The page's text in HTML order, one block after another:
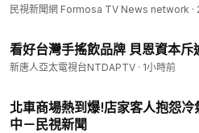
民視新聞網 Formosa TV News network ·
看好台灣手搖飲品牌 貝恩資本
新唐人亞太電視台NTDAPTV · 1小時前
北車商場熱到爆!店家客人抱怨
中－民視新聞